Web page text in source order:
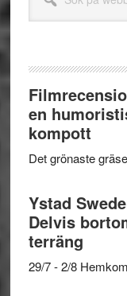
webbplatsen
en
kompott
Det grönaste
Ystad
Delvis
terräng
29/7 - 2/8